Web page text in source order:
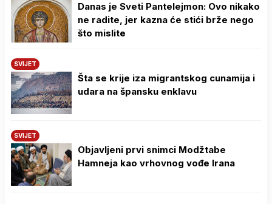
Danas je Sveti Pantelejmon: Ovo nikako
ne radite, jer kazna će stići brže nego
što mislite
SVIJET
Šta se krije iza migrantskog cunamija i
udara na špansku enklavu
SVIJET
Objavljeni prvi snimci Modžtabe
Hamneja kao vrhovnog vođe Irana